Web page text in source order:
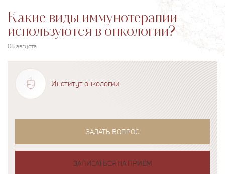
Какие виды иммунотерапии
используются в онкологии?
08 августа
Институт онкологии
ЗАДАТЬ ВОПРОС
ЗАПИСАТЬСЯ НА ПРИЕМ